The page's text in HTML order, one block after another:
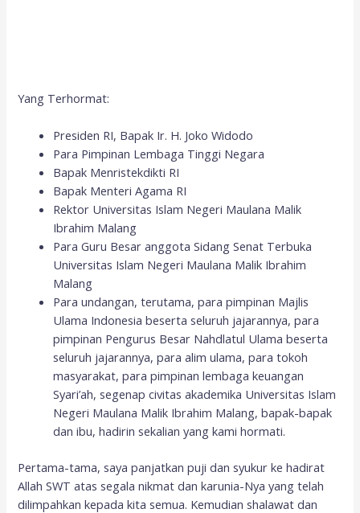
Yang Terhormat:
Presiden RI, Bapak Ir. H. Joko Widodo
Para Pimpinan Lembaga Tinggi Negara
Bapak Menristekdikti RI
Bapak Menteri Agama RI
Rektor Universitas Islam Negeri Maulana Malik
Ibrahim Malang
Para Guru Besar anggota Sidang Senat Terbuka
Universitas Islam Negeri Maulana Malik Ibrahim
Malang
Para undangan, terutama, para pimpinan Majlis
Ulama Indonesia beserta seluruh jajarannya, para
pimpinan Pengurus Besar Nahdlatul Ulama beserta
seluruh jajarannya, para alim ulama, para tokoh
masyarakat, para pimpinan lembaga keuangan
Syari’ah, segenap civitas akademika Universitas Islam
Negeri Maulana Malik Ibrahim Malang, bapak-bapak
dan ibu, hadirin sekalian yang kami hormati.
Pertama-tama, saya panjatkan puji dan syukur ke hadirat
Allah SWT atas segala nikmat dan karunia-Nya yang telah
dilimpahkan kepada kita semua. Kemudian shalawat dan